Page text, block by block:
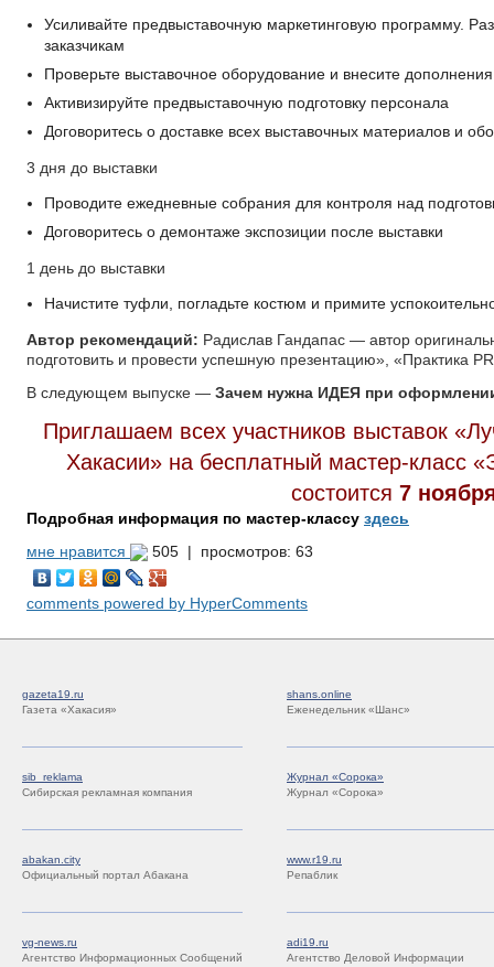
Усиливайте предвыставочную маркетинговую программу.
заказчикам
Проверьте выставочное оборудование и внесите
Активизируйте предвыставочную подготовку персонала
Договоритесь о доставке всех выставочных материалов и
3 дня до выставки
Проводите ежедневные собрания для контроля над
Договоритесь о демонтаже экспозиции после выставки
1 день до выставки
Начистите туфли, погладьте костюм и примите
Автор рекомендаций: Радислав Гандапас — автор
подготовить и провести успешную презентацию», «Практика
В следующем выпуске — Зачем нужна ИДЕЯ при
Приглашаем всех участников выставок
Хакасии» на бесплатный мастер-класс
состоится 7
Подробная информация по мастер-классу здесь
мне нравится
505 | просмотров: 63
comments powered by HyperComments
gazeta19.ru
Газета «Хакасия»
shans.online
Еженедельник «Шанс»
sib_reklama
Сибирская рекламная компания
Журнал «Сорока»
Журнал «Сорока»
abakan.city
Официальный портал Абакана
www.r19.ru
Репаблик
vg-news.ru
Агентство Информационных Сообщений
adi19.ru
Агентство Деловой Информации